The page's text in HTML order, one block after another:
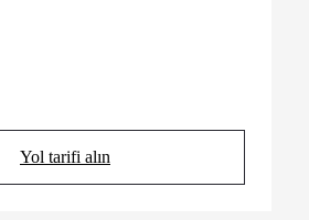
Yol tarifi alın
(Opens in new tab)